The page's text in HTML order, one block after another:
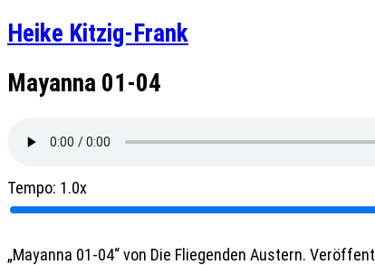
Heike Kitzig-Frank
Mayanna 01-04
Tempo: 1.0x
„Mayanna 01-04“ von Die Fliegenden Austern.